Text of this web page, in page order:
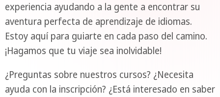
experiencia ayudando a la gente a encontrar su
aventura perfecta de aprendizaje de idiomas.
Estoy aquí para guiarte en cada paso del camino.
¡Hagamos que tu viaje sea inolvidable!
¿Preguntas sobre nuestros cursos? ¿Necesita
ayuda con la inscripción? ¿Está interesado en saber